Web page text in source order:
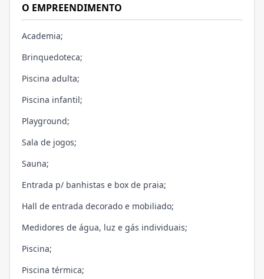
O EMPREENDIMENTO
Academia;
Brinquedoteca;
Piscina adulta;
Piscina infantil;
Playground;
Sala de jogos;
Sauna;
Entrada p/ banhistas e box de praia;
Hall de entrada decorado e mobiliado;
Medidores de água, luz e gás individuais;
Piscina;
Piscina térmica;